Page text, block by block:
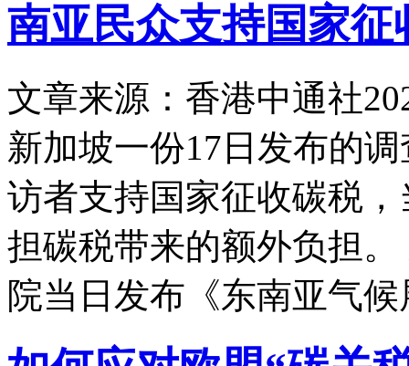
南亚民众支持国家征
文章来源：香港中通社
新加坡一份17日发布的
访者支持国家征收碳税
担碳税带来的额外负担
院当日发布《东南亚气候